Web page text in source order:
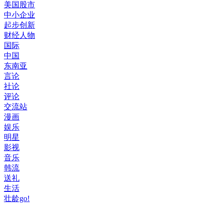
美国股市
中小企业
起步创新
财经人物
国际
中国
东南亚
言论
社论
评论
交流站
漫画
娱乐
明星
影视
音乐
韩流
送礼
生活
壮龄go!